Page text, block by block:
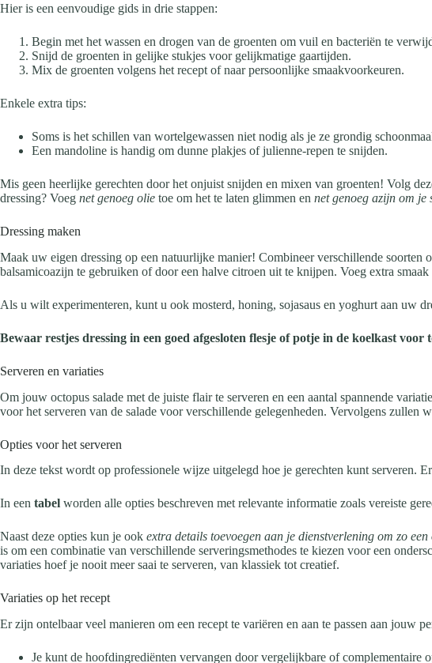
Hier is een eenvoudige gids in drie stappen:
Begin met het wassen en drogen van de groenten om vuil en bacteriën te
Snijd de groenten in gelijke stukjes voor gelijkmatige gaartijden.
Mix de groenten volgens het recept of naar persoonlijke smaakvoorkeuren.
Enkele extra tips:
Soms is het schillen van wortelgewassen niet nodig als je ze grondig
Een mandoline is handig om dunne plakjes of julienne-repen te snijden.
Mis geen heerlijke gerechten door het onjuist snijden en mixen van groenten! Volg
dressing? Voeg net genoeg olie toe om het te laten glimmen en net genoeg azijn om
Dressing maken
Maak uw eigen dressing op een natuurlijke manier! Combineer verschillende
balsamicoazijn te gebruiken of door een halve citroen uit te knijpen. Voeg extra
Als u wilt experimenteren, kunt u ook mosterd, honing, sojasaus en yoghurt aan uw
Bewaar restjes dressing in een goed afgesloten flesje of potje in de koelkast voor
Serveren en variaties
Om jouw octopus salade met de juiste flair te serveren en een aantal spannende
voor het serveren van de salade voor verschillende gelegenheden. Vervolgens zullen
Opties voor het serveren
In deze tekst wordt op professionele wijze uitgelegd hoe je gerechten kunt serveren.
In een tabel worden alle opties beschreven met relevante informatie zoals vereiste
Naast deze opties kun je ook extra details toevoegen aan je dienstverlening om zo
is om een combinatie van verschillende serveringsmethodes te kiezen voor een
variaties hoef je nooit meer saai te serveren, van klassiek tot creatief.
Variaties op het recept
Er zijn ontelbaar veel manieren om een recept te variëren en aan te passen aan jouw
Je kunt de hoofdingrediënten vervangen door vergelijkbare of complementaire